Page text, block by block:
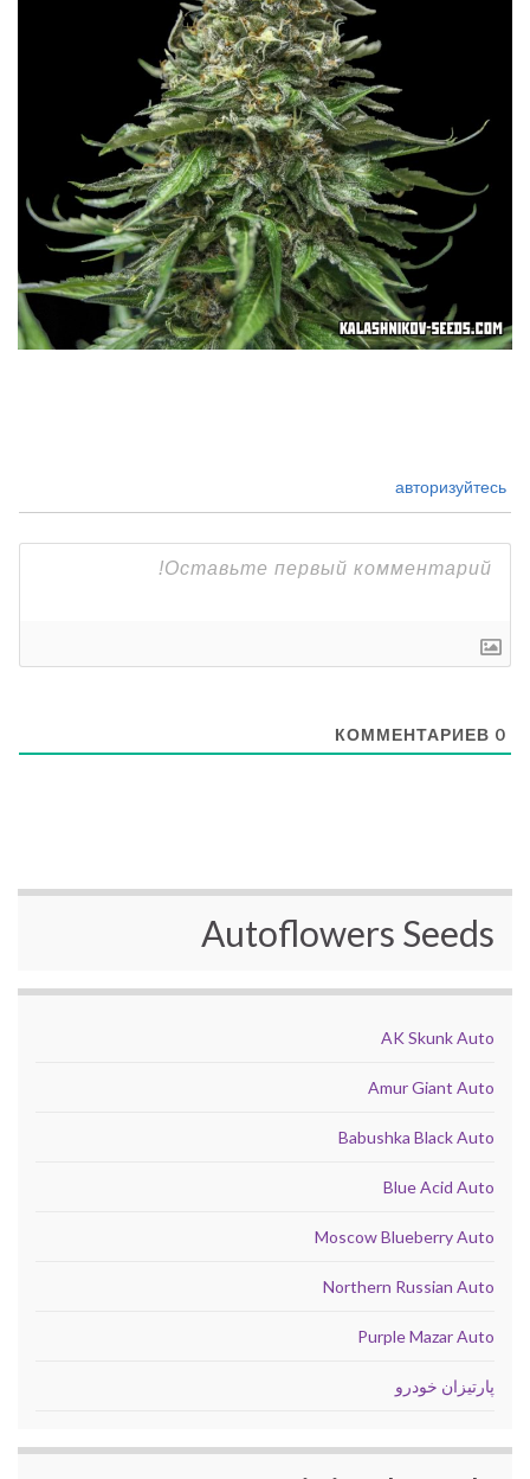
0
Autoflowers Seeds
AK Skunk Auto
Amur Giant Auto
Babushka Black Auto
Blue Acid Auto
Moscow Blueberry Auto
Northern Russian Auto
Purple Mazar Auto
پارتیزان خودرو